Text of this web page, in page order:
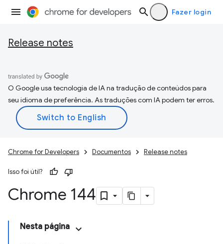
Fazer login
Release notes
O Google usa tecnologia de IA na tradução de conteúdos para
seu idioma de preferência. As traduções com IA podem ter erros.
Chrome for Developers Documentos Release notes
Isso foi útil?
Chrome 144
Nesta página